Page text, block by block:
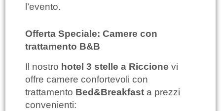
l’evento.
Offerta Speciale: Camere con
trattamento B&B
Il nostro hotel 3 stelle a Riccione vi
offre camere confortevoli con
trattamento Bed&Breakfast a prezzi
convenienti: